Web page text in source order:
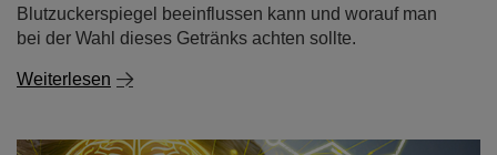
Blutzuckerspiegel beeinflussen kann und worauf man
bei der Wahl dieses Getränks achten sollte.
Weiterlesen